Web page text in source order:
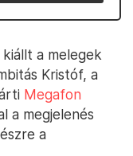
kiállt a melegek
Kristóf, a
Megafon
a megjelenés
a